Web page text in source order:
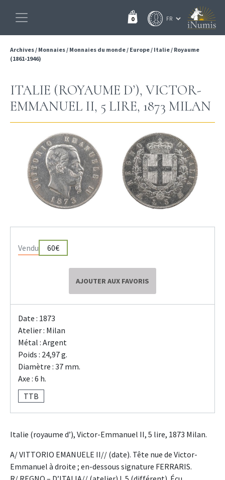
0
Archives/ Monnaies/ Monnaies du monde/ Europe/ Italie/ Royaume
(1861-1946)
ITALIE (ROYAUME D’), VICTOR-
EMMANUEL II, 5 LIRE, 1873 MILAN
Vendu 60€
AJOUTER AUX FAVORIS
Date : 1873
Atelier : Milan
Métal : Argent
Poids : 24,97 g.
Diamètre : 37 mm.
Axe : 6 h.
TTB
Italie (royaume d’), Victor-Emmanuel II, 5 lire, 1873 Milan.
A/ VITTORIO EMANUELE II// (date). Tête nue de Victor-
Emmanuel à droite ; en-dessous signature FERRARIS.